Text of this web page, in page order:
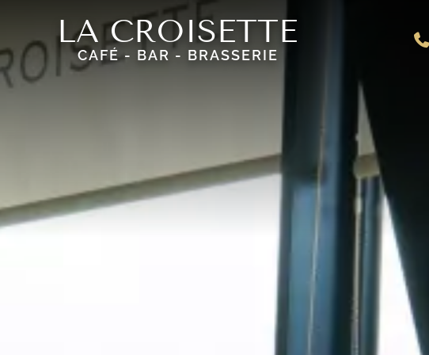
LA CROISETTE
CAFÉ - BAR - BRASSERIE